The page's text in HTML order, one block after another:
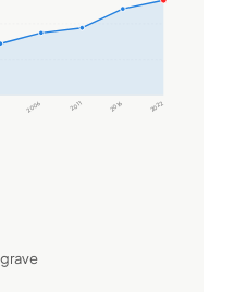
2006 2011 2016 2022